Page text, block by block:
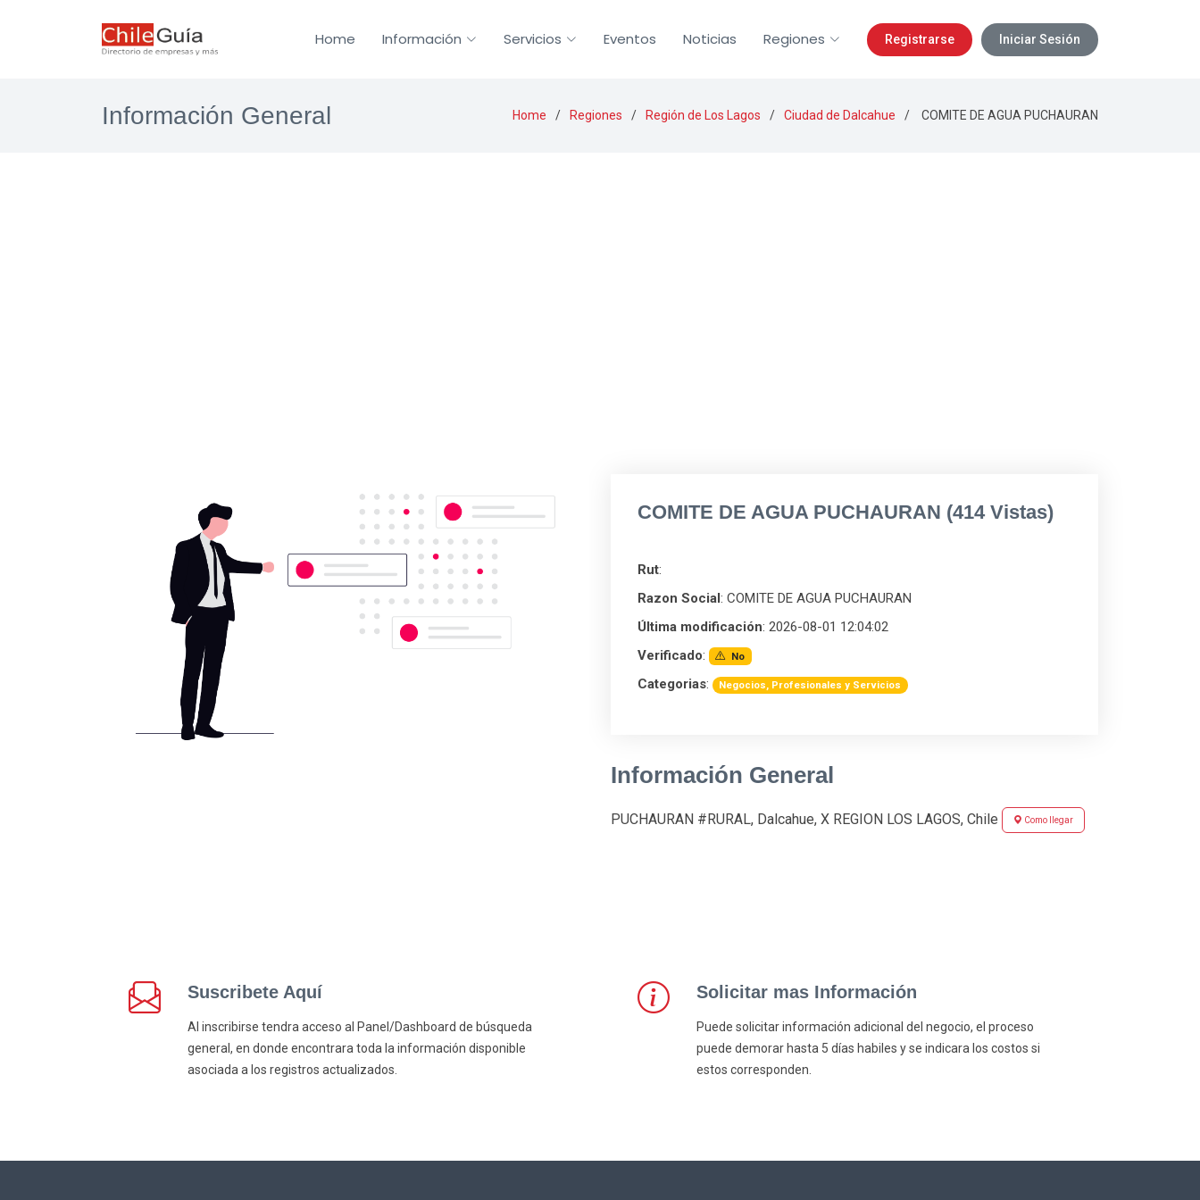
Home Información Servicios Eventos Noticias Regiones Registrarse Iniciar Sesión
Información General Home Regiones Región de Los Lagos Ciudad de Dalcahue COMITE DE AGUA PUCHAURAN
COMITE DE AGUA PUCHAURAN (414 Vistas)
Rut:
Razon Social: COMITE DE AGUA PUCHAURAN
Última modificación: 2026-08-01 12:04:02
Verificado: No
Categorias: Negocios, Profesionales y Servicios
Información General
PUCHAURAN #RURAL, Dalcahue, X REGION LOS LAGOS, Chile Como llegar
Suscribete Aquí
Al inscribirse tendra acceso al Panel/Dashboard de búsqueda
general, en donde encontrara toda la información disponible
asociada a los registros actualizados.
Solicitar mas Información
Puede solicitar información adicional del negocio, el proceso
puede demorar hasta 5 días habiles y se indicara los costos si
estos corresponden.